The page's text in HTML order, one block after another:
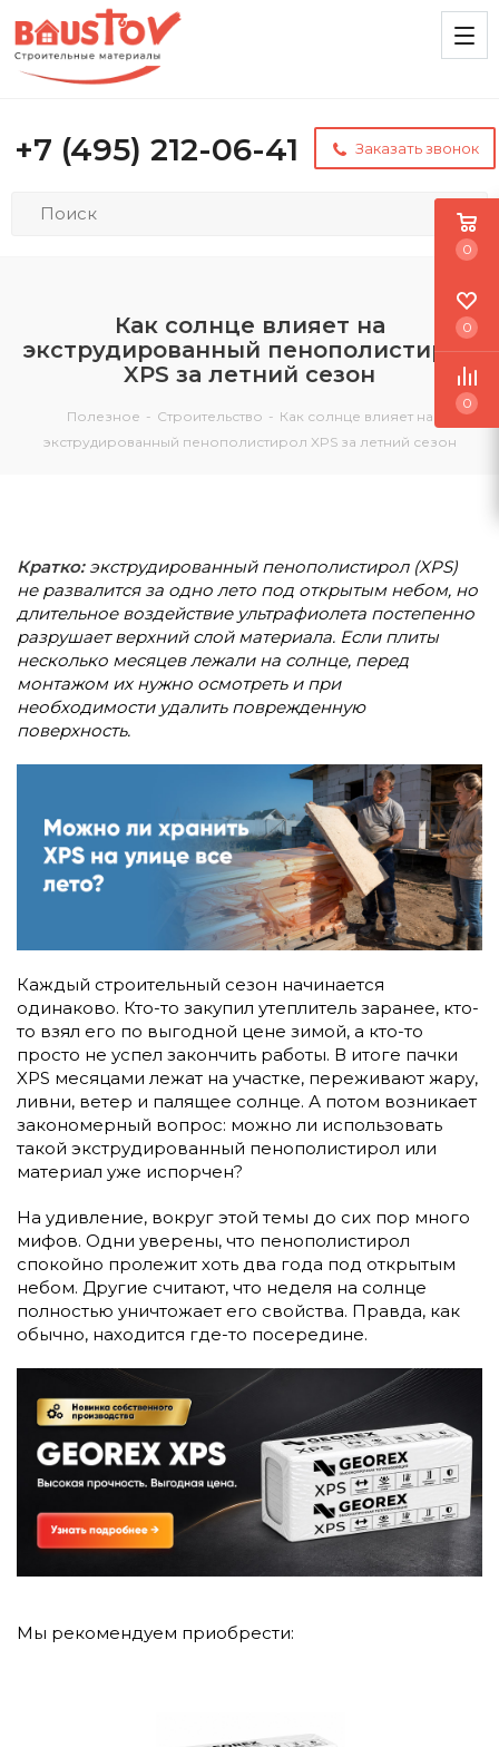
+7 (495) 212-06-41 Заказать звонок
Как солнце влияет на
экструдированный пенополистирол
XPS за летний сезон
Полезное - Строительство - Как солнце влияет на
экструдированный пенополистирол XPS за летний сезон
Кратко: экструдированный пенополистирол (XPS)
не развалится за одно лето под открытым небом, но
длительное воздействие ультрафиолета постепенно
разрушает верхний слой материала. Если плиты
несколько месяцев лежали на солнце, перед
монтажом их нужно осмотреть и при
необходимости удалить поврежденную
поверхность.
Каждый строительный сезон начинается
одинаково. Кто-то закупил утеплитель заранее, кто-
то взял его по выгодной цене зимой, а кто-то
просто не успел закончить работы. В итоге пачки
XPS месяцами лежат на участке, переживают жару,
ливни, ветер и палящее солнце. А потом возникает
закономерный вопрос: можно ли использовать
такой экструдированный пенополистирол или
материал уже испорчен?
На удивление, вокруг этой темы до сих пор много
мифов. Одни уверены, что пенополистирол
спокойно пролежит хоть два года под открытым
небом. Другие считают, что неделя на солнце
полностью уничтожает его свойства. Правда, как
обычно, находится где-то посередине.
Мы рекомендуем приобрести:
0
0
0